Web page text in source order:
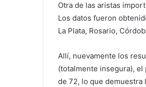
Otra de las aristas
Los datos fueron
La Plata, Rosario,
Allí, nuevamente los
(totalmente insegura),
de 72, lo que